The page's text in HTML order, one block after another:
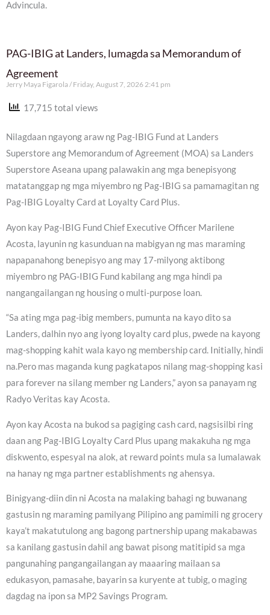
Advincula.
PAG-IBIG at Landers, lumagda sa Memorandum of
Agreement
Jerry Maya Figarola Friday, August 7, 2026 2:41 pm
17,715 total views
Nilagdaan ngayong araw ng Pag-IBIG Fund at Landers
Superstore ang Memorandum of Agreement (MOA) sa Landers
Superstore Aseana upang palawakin ang mga benepisyong
matatanggap ng mga miyembro ng Pag-IBIG sa pamamagitan ng
Pag-IBIG Loyalty Card at Loyalty Card Plus.
Ayon kay Pag-IBIG Fund Chief Executive Officer Marilene
Acosta, layunin ng kasunduan na mabigyan ng mas maraming
napapanahong benepisyo ang may 17-milyong aktibong
miyembro ng PAG-IBIG Fund kabilang ang mga hindi pa
nangangailangan ng housing o multi-purpose loan.
“Sa ating mga pag-ibig members, pumunta na kayo dito sa
Landers, dalhin nyo ang iyong loyalty card plus, pwede na kayong
mag-shopping kahit wala kayo ng membership card. Initially, hindi
na.Pero mas maganda kung pagkatapos nilang mag-shopping kasi
para forever na silang member ng Landers,” ayon sa panayam ng
Radyo Veritas kay Acosta.
Ayon kay Acosta na bukod sa pagiging cash card, nagsisilbi ring
daan ang Pag-IBIG Loyalty Card Plus upang makakuha ng mga
diskwento, espesyal na alok, at reward points mula sa lumalawak
na hanay ng mga partner establishments ng ahensya.
Binigyang-diin din ni Acosta na malaking bahagi ng buwanang
gastusin ng maraming pamilyang Pilipino ang pamimili ng grocery
kaya’t makatutulong ang bagong partnership upang makabawas
sa kanilang gastusin dahil ang bawat pisong matitipid sa mga
pangunahing pangangailangan ay maaaring mailaan sa
edukasyon, pamasahe, bayarin sa kuryente at tubig, o maging
dagdag na ipon sa MP2 Savings Program.